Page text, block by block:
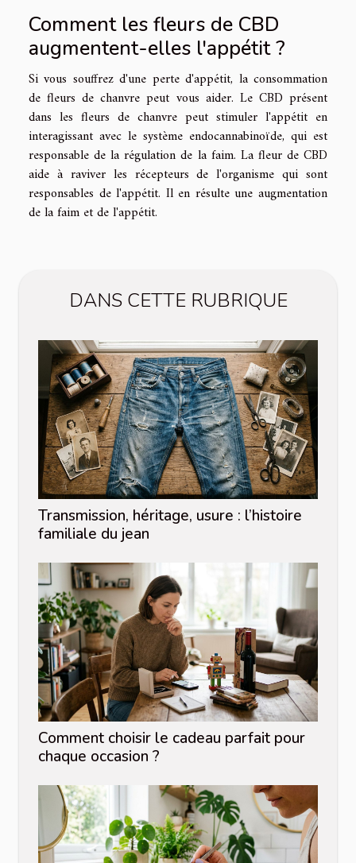
Comment les fleurs de CBD
augmentent-elles l'appétit ?
Si vous souffrez d'une perte d'appétit, la consommation
de fleurs de chanvre peut vous aider. Le CBD présent
dans les fleurs de chanvre peut stimuler l'appétit en
interagissant avec le système endocannabinoïde, qui est
responsable de la régulation de la faim. La fleur de CBD
aide à raviver les récepteurs de l'organisme qui sont
responsables de l'appétit. Il en résulte une augmentation
de la faim et de l'appétit.
DANS CETTE RUBRIQUE
Transmission, héritage, usure : l’histoire
familiale du jean
Comment choisir le cadeau parfait pour
chaque occasion ?